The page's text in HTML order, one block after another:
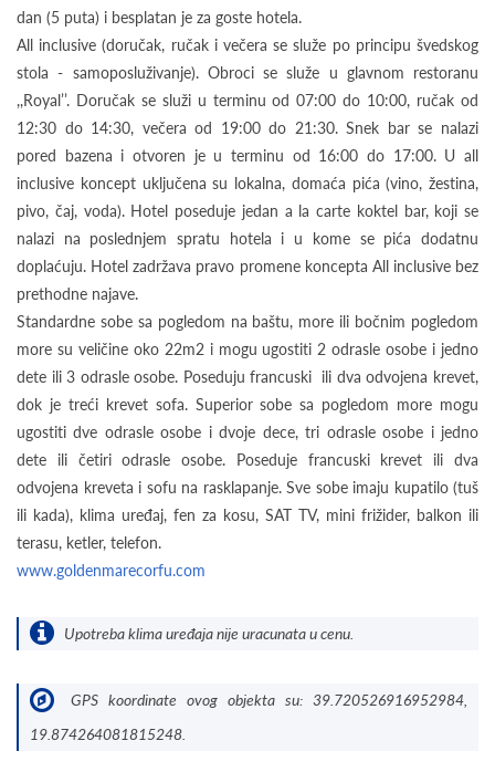
dan (5 puta) i besplatan je za goste hotela.
All inclusive (doručak, ručak i večera se služe po principu švedskog
stola - samoposluživanje). Obroci se služe u glavnom restoranu
,,Royal’’. Doručak se služi u terminu od 07:00 do 10:00, ručak od
12:30 do 14:30, večera od 19:00 do 21:30. Snek bar se nalazi
pored bazena i otvoren je u terminu od 16:00 do 17:00. U all
inclusive koncept uključena su lokalna, domaća pića (vino, žestina,
pivo, čaj, voda). Hotel poseduje jedan a la carte koktel bar, koji se
nalazi na poslednjem spratu hotela i u kome se pića dodatnu
doplaćuju. Hotel zadržava pravo promene koncepta All inclusive bez
prethodne najave.
Standardne sobe sa pogledom na baštu, more ili bočnim pogledom
more su veličine oko 22m2 i mogu ugostiti 2 odrasle osobe i jedno
dete ili 3 odrasle osobe. Poseduju francuski ili dva odvojena krevet,
dok je treći krevet sofa. Superior sobe sa pogledom more mogu
ugostiti dve odrasle osobe i dvoje dece, tri odrasle osobe i jedno
dete ili četiri odrasle osobe. Poseduje francuski krevet ili dva
odvojena kreveta i sofu na rasklapanje. Sve sobe imaju kupatilo (tuš
ili kada), klima uređaj, fen za kosu, SAT TV, mini frižider, balkon ili
terasu, ketler, telefon.
www.goldenmarecorfu.com
Upotreba klima uređaja nije uracunata u cenu.
GPS koordinate ovog objekta su: 39.720526916952984,
19.874264081815248.